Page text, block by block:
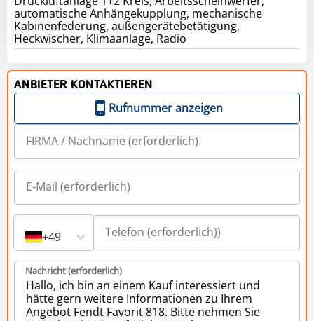
automatische Anhängekupplung, mechanische
Kabinenfederung, außengerätebetätigung,
ANBIETER KONTAKTIEREN
Rufnummer anzeigen
+49
Nachricht (erforderlich)